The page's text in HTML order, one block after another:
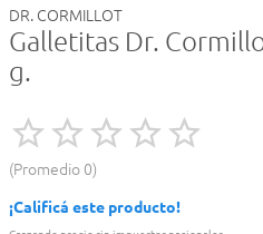
DR. CORMILLOT
Galletitas Dr.
g.
Promedio 0
¡Calificá este producto!